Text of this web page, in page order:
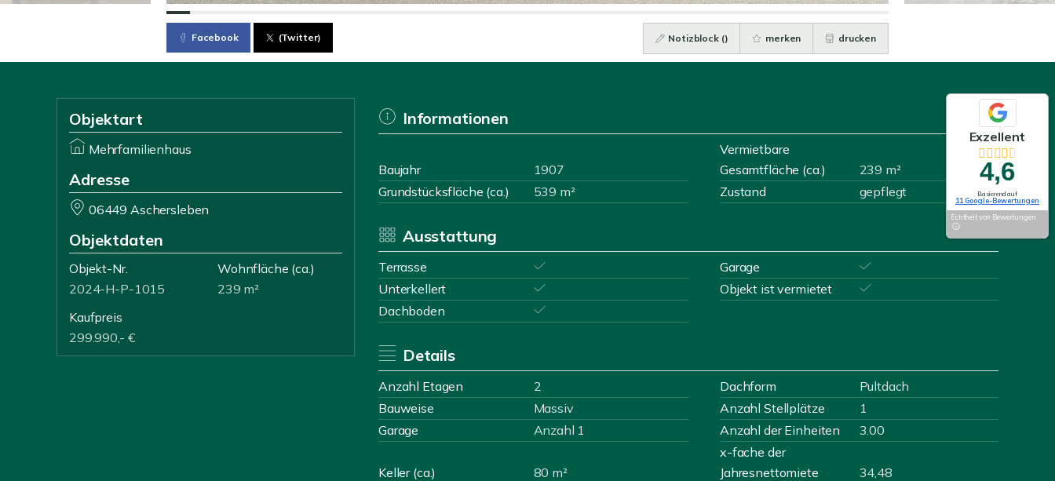
Facebook (Twitter) Notizblock () merken drucken
Objektart
Mehrfamilienhaus
Adresse
06449 Aschersleben
Objektdaten
Objekt-Nr.
2024-H-P-1015
Wohnfläche (ca.)
239 m²
Kaufpreis
299.990,- €
Informationen
Baujahr 1907
Vermietbare
Gesamtfläche (ca.)
239 m²
Grundstücksfläche (ca.)
539 m² Zustand gepflegt
Ausstattung
Terrasse
Garage
Unterkellert
Objekt ist vermietet
Dachboden
Details
Anzahl Etagen 2 Dachform
Pultdach
Bauweise
Massiv Anzahl Stellplätze
1
Garage
Anzahl 1 Anzahl der Einheiten 3.00
Keller (ca.) 80 m²
x-fache der
Jahresnettomiete
34,48
Exzellent
4,6
Basierend auf
11 Google-Bewertungen
Echtheit von Bewertungen